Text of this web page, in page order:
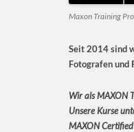
Maxon Training
Seit 2014 sind
Fotografen und
Wir als MAXON
Unsere Kurse
MAXON